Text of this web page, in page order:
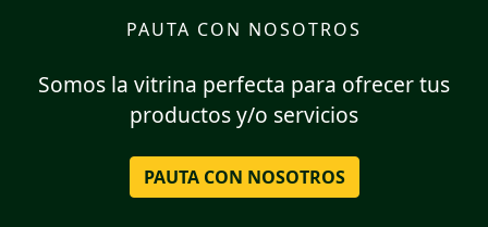
PAUTA CON NOSOTROS
Somos la vitrina perfecta para ofrecer tus
productos y/o servicios
PAUTA CON NOSOTROS